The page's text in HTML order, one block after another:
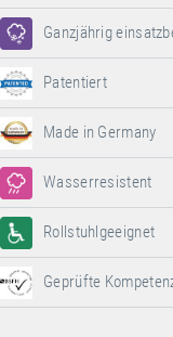
Ganzjährig
Patentiert
Made in Germany
Wasserresistent
Rollstuhlgeeignet
Geprüfte